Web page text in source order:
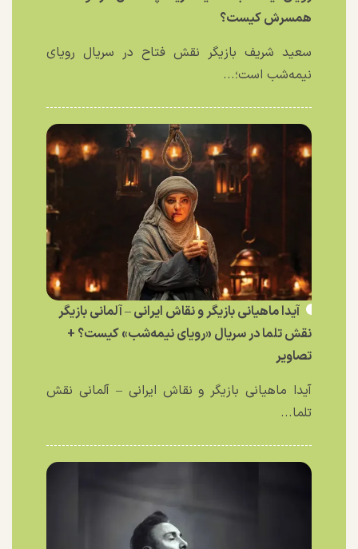
همسرش کیست؟
سعید شریف بازیگر نقش فتاح در سریال رویای
نیمه‌شب است؛...
آیدا ماهیانی بازیگر و نقاش ایرانی – آلمانی بازیگر
نقش تلما در سریال «رویای نیمه‌شب» کیست؟ +
تصاویر
آیدا ماهیانی بازیگر و نقاش ایرانی – آلمانی نقش
تلما...